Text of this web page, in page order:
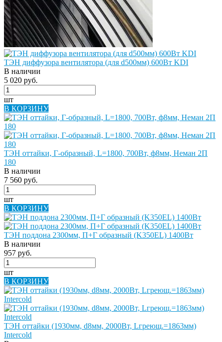
ТЭН диффузора вентилятора (для d500мм) 600Вт KDI
В наличии
5 020 руб.
шт
В КОРЗИНУ
ТЭН оттайки, Г-образный, L=1800, 700Вт, ф8мм, Неман 2П
180
В наличии
7 560 руб.
шт
В КОРЗИНУ
ТЭН поддона 2300мм, П+Г образный (K350EL) 1400Вт
В наличии
957 руб.
шт
В КОРЗИНУ
ТЭН оттайки (1930мм, d8мм, 2000Вт, Lгреющ.=1863мм)
Intercold